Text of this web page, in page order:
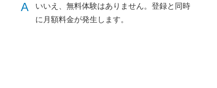
A
いいえ、無料体験はありません。登録と同時
に月額料金が発生します。